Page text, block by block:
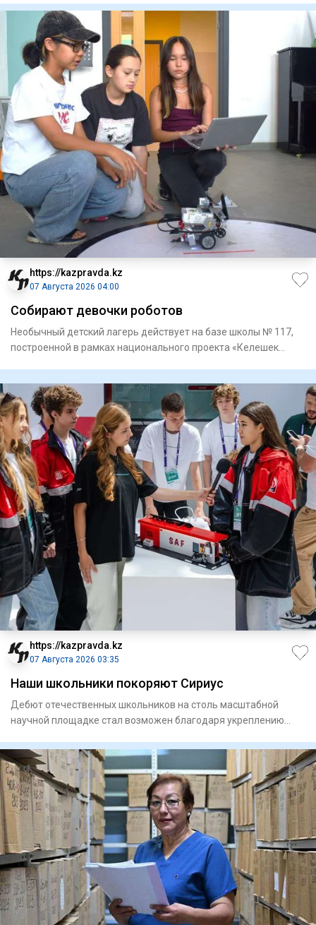
https://kazpravda.kz
07 Августа 2026 04:00
Собирают девочки роботов
Необычный детский лагерь действует на базе школы № 117,
построенной в рамках национального проекта «Келешек
https://kazpravda.kz
07 Августа 2026 03:35
Наши школьники покоряют Сириус
Дебют отечественных школьников на столь масштабной
научной площадке стал возможен благодаря укреплению